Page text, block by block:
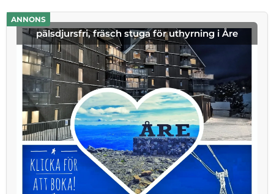
ANNONS
pälsdjursfri, fräsch stuga för uthyrning i Åre